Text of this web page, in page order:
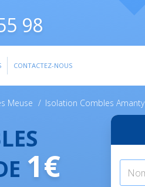
98
CONTACTEZ-NOUS
Meuse / Isolation Combles Amanty
1€